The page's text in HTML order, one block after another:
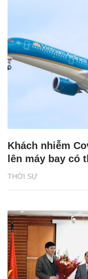
THỜI SỰ
Khách nhiễm
lên máy bay có